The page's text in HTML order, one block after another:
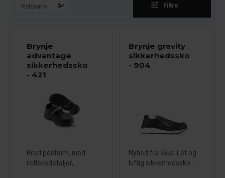
tune Filtre
Brynje
advantage
sikkerhedssko
- 421
Bred pasform, med
refleksdetaljer,...
Brynje gravity
sikkerhedssko
- 904
Nyhed fra Sika. Let og
luftig sikkerhedssko...